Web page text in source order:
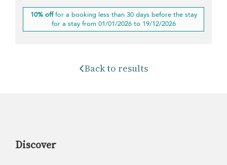
10% offfor a booking less than 30 days before the stay
for a stay from 01/01/2026 to 19/12/2026
Back to results
Discover